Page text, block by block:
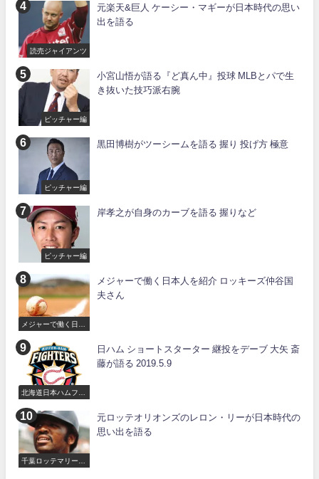
読売ジャイアンツ
元楽天&巨人 ケーシー・マギーが日本時代の思い
出を語る
ピッチャー編
小宮山悟が語る『ど真ん中』投球 MLBとパで生
き抜いた技巧派右腕
ピッチャー編
黒田博樹がツーシームを語る 握り 投げ方 極意
ピッチャー編
岸孝之が自身のカーブを語る 握りなど
メジャーで働く日本
メジャーで働く日本人を紹介 ロッキーズ仲谷国
夫さん
北海道日本ハムファ
日ハム ショートスターター 継投をデーブ 大矢 斎
藤が語る 2019.5.9
千葉ロッテマリーン
元ロッテオリオンズのレロン・リーが日本時代の
思い出を語る